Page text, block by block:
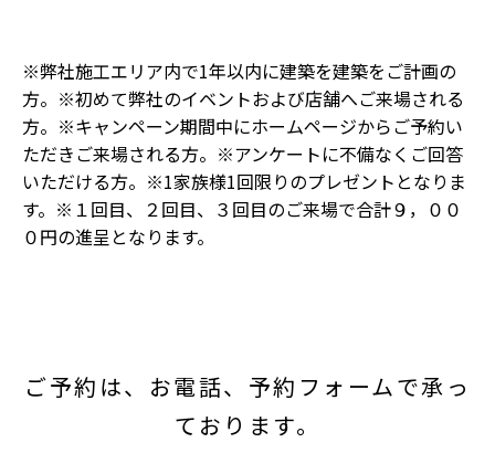
※弊社施工エリア内で1年以内に建築を建築をご計画の
方。※初めて弊社のイベントおよび店舗へご来場される
方。※キャンペーン期間中にホームページからご予約い
ただきご来場される方。※アンケートに不備なくご回答
いただける方。※1家族様1回限りのプレゼントとなりま
す。※１回目、２回目、３回目のご来場で合計９，００
０円の進呈となります。
ご予約は、お電話、予約フォームで承っ
ております。